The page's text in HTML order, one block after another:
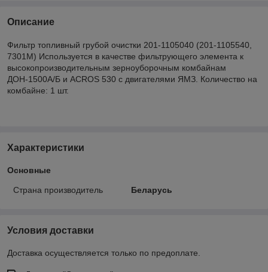
Описание
Фильтр топливный грубой очистки 201-1105040 (201-1105540,
7301M) Используется в качестве фильтрующего элемента к
высокопроизводительным зерноуборочным комбайнам
ДОН-1500А/Б и ACROS 530 с двигателями ЯМЗ. Количество на
комбайне: 1 шт.
Характеристики
Основные
Страна производитель Беларусь
Условия доставки
Доставка осуществляется только по предоплате.